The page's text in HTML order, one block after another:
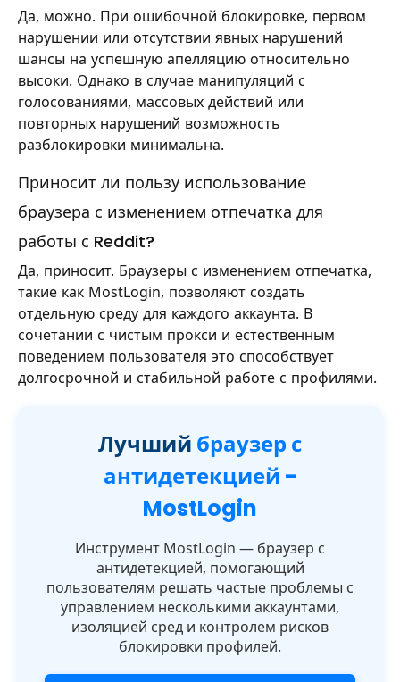
Да, можно. При ошибочной блокировке, первом
нарушении или отсутствии явных нарушений
шансы на успешную апелляцию относительно
высоки. Однако в случае манипуляций с
голосованиями, массовых действий или
повторных нарушений возможность
разблокировки минимальна.
Приносит ли пользу использование
браузера с изменением отпечатка для
работы с Reddit?
Да, приносит. Браузеры с изменением отпечатка,
такие как MostLogin, позволяют создать
отдельную среду для каждого аккаунта. В
сочетании с чистым прокси и естественным
поведением пользователя это способствует
долгосрочной и стабильной работе с профилями.
Лучший браузер с
антидетекцией -
MostLogin
Инструмент MostLogin — браузер с
антидетекцией, помогающий
пользователям решать частые проблемы с
управлением несколькими аккаунтами,
изоляцией сред и контролем рисков
блокировки профилей.